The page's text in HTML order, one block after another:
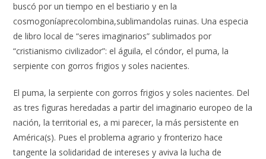
buscó por un tiempo en el bestiario y en la
cosmogoníaprecolombina,sublimandolas ruinas. Una especia
de libro local de “seres imaginarios” sublimados por
“cristianismo civilizador”: el águila, el cóndor, el puma, la
serpiente con gorros frigios y soles nacientes.
El puma, la serpiente con gorros frigios y soles nacientes. Del
as tres figuras heredadas a partir del imaginario europeo de la
nación, la territorial es, a mi parecer, la más persistente en
América(s). Pues el problema agrario y fronterizo hace
tangente la solidaridad de intereses y aviva la lucha de